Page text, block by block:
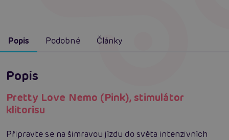
Popis Podobné Články
Popis
Pretty Love Nemo (Pink), stimulátor
klitorisu
Připravte se na šimravou jízdu do světa intenzivních